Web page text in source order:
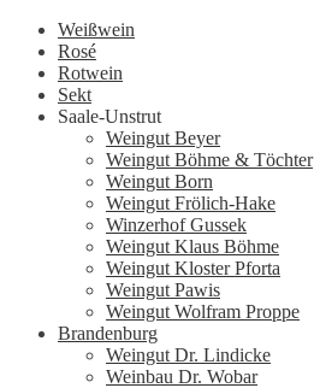
Weißwein
Rosé
Rotwein
Sekt
Saale-Unstrut
Weingut Beyer
Weingut Böhme & Töchter
Weingut Born
Weingut Frölich-Hake
Winzerhof Gussek
Weingut Klaus Böhme
Weingut Kloster Pforta
Weingut Pawis
Weingut Wolfram Proppe
Brandenburg
Weingut Dr. Lindicke
Weinbau Dr. Wobar